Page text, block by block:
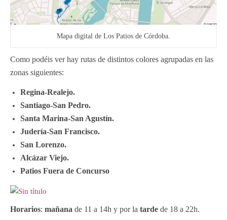
Mapa digital de Los Patios de Córdoba.
Como podéis ver hay rutas de distintos colores agrupadas en las
zonas siguientes:
Regina-Realejo.
Santiago-San Pedro.
Santa Marina-San Agustín.
Judería-San Francisco.
San Lorenzo.
Alcázar Viejo.
Patios Fuera de Concurso
Horarios: mañana de 11 a 14h y por la tarde de 18 a 22h.